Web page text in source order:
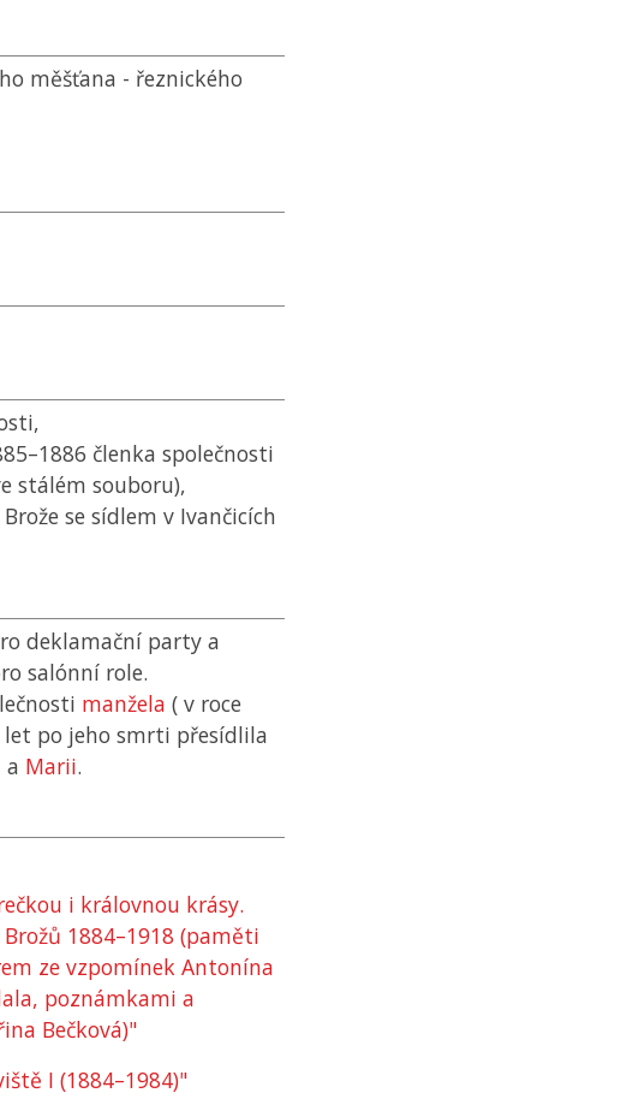
měšťana - řeznického
členka společnosti
stálém souboru),
se sídlem v Ivančicích
deklamační party a
salónní role.
manžela ( v roce
let po jeho smrti přesídlila
a Marii.
i královnou krásy.
1884–1918 (paměti
ze vzpomínek Antonína
poznámkami a
Bečková)"
I (1884–1984)"